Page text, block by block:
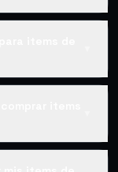
items de
items